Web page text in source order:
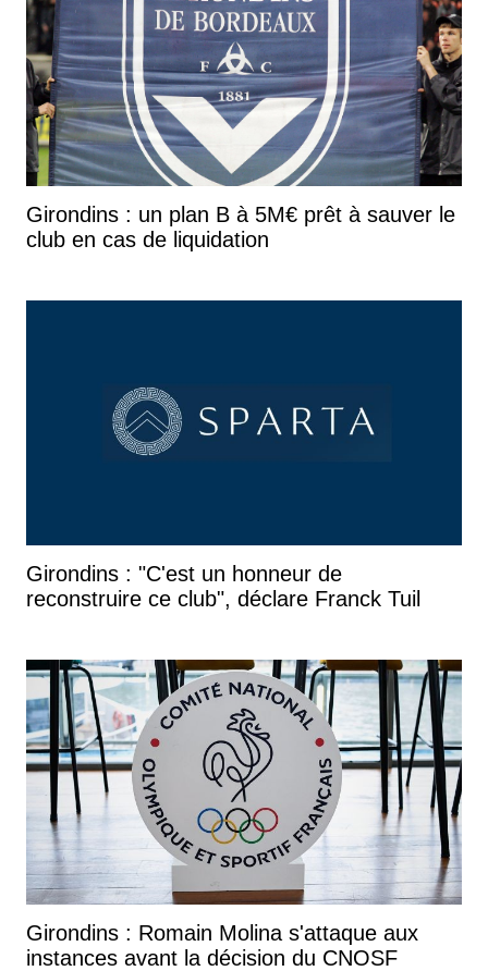
Girondins : un plan B à 5M€ prêt à sauver le
club en cas de liquidation
Girondins : "C'est un honneur de
reconstruire ce club", déclare Franck Tuil
Girondins : Romain Molina s'attaque aux
instances avant la décision du CNOSF